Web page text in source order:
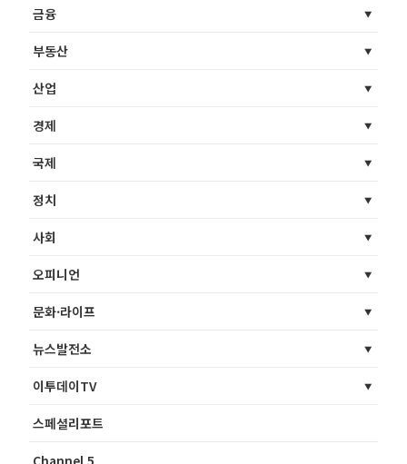
금융
부동산
산업
경제
국제
정치
사회
오피니언
문화·라이프
뉴스발전소
이투데이TV
스페셜리포트
Channel 5